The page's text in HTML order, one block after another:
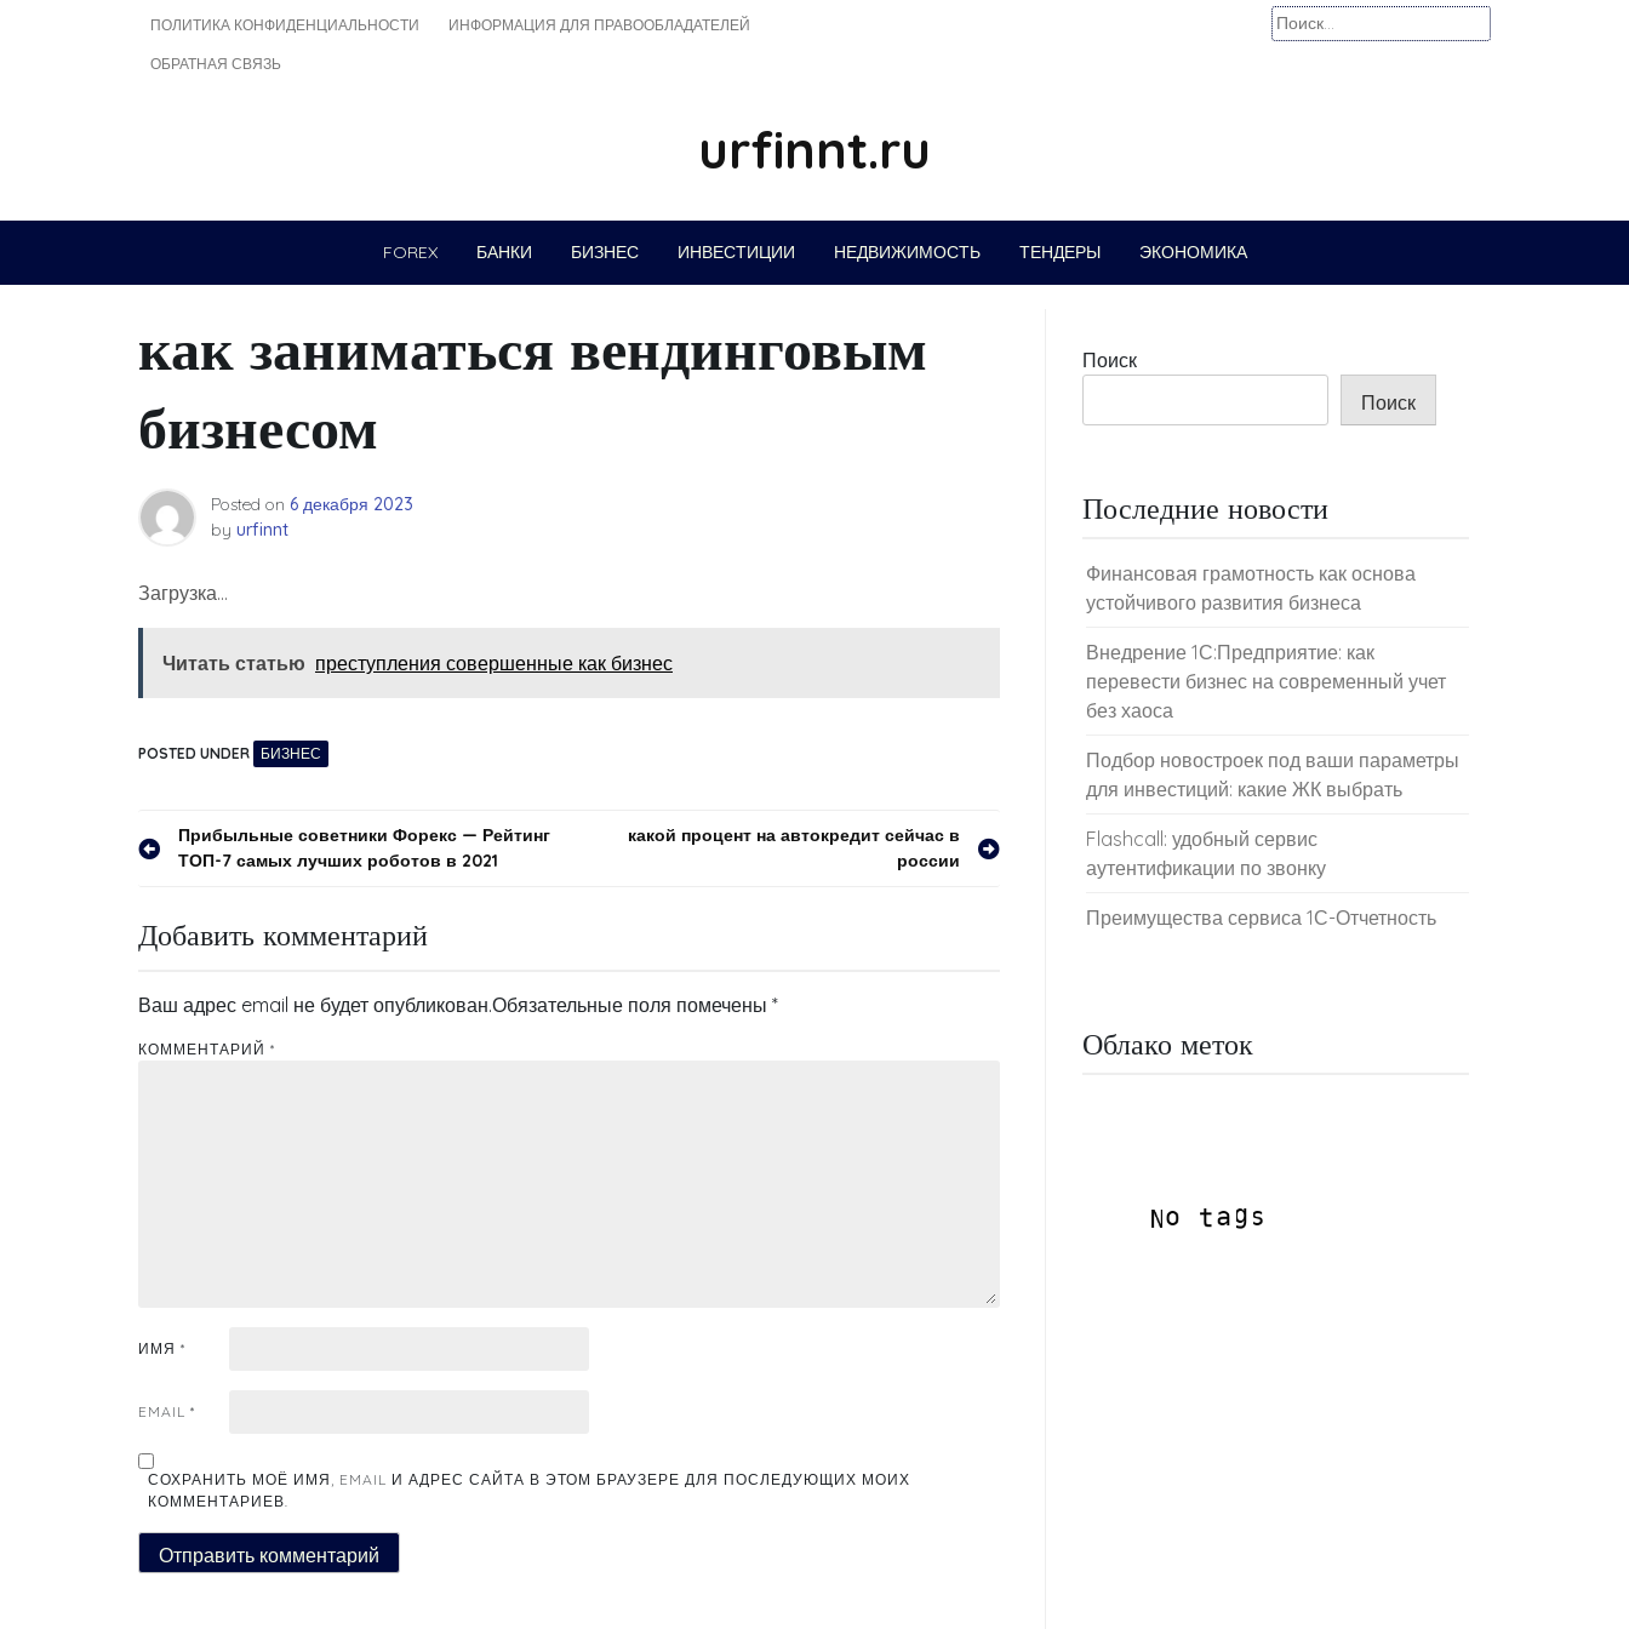
ПОЛИТИКА КОНФИДЕНЦИАЛЬНОСТИ ИНФОРМАЦИЯ ДЛЯ ПРАВООБЛАДАТЕЛЕЙ
ОБРАТНАЯ СВЯЗЬ
Найти:
urfinnt.ru
FOREX БАНКИ БИЗНЕС ИНВЕСТИЦИИ НЕДВИЖИМОСТЬ ТЕНДЕРЫ ЭКОНОМИКА
как заниматься вендинговым
бизнесом
Posted on 6 декабря 2023
by urfinnt
Загрузка…
Читать статью преступления совершенные как бизнес
POSTED UNDER БИЗНЕС
Навигация
записям
Прибыльные советники Форекс — Рейтинг
ТОП-7 самых лучших роботов в 2021
какой процент на автокредит сейчас в
россии
Добавить комментарий
Ваш адрес email не будет опубликован.Обязательные поля помечены *
КОММЕНТАРИЙ *
ИМЯ *
EMAIL *
СОХРАНИТЬ МОЁ ИМЯ, EMAIL И АДРЕС САЙТА В ЭТОМ БРАУЗЕРЕ ДЛЯ ПОСЛЕДУЮЩИХ МОИХ
КОММЕНТАРИЕВ.
Поиск
Поиск
Последние новости
Финансовая грамотность как основа
устойчивого развития бизнеса
Внедрение 1С:Предприятие: как
перевести бизнес на современный учет
без хаоса
Подбор новостроек под ваши параметры
для инвестиций: какие ЖК выбрать
Flashcall: удобный сервис
аутентификации по звонку
Преимущества сервиса 1С-Отчетность
Облако меток